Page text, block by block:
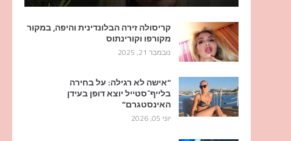
קריסולה זירה הבלונדינית והיפה, במקור
מקורפו וקורינתוס
נובמבר 21, 2025
“אישה לא רגילה: על בחירה
בלייף־סטייל יוצא דופן בעידן
האינסטגרם”
יוני 05, 2026